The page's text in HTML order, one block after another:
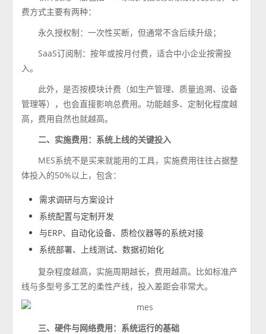
费方式主要有两种：
永久授权制：一次性买断，但通常不含后续升级；
SaaS订阅制：按年或按月付费，适合中小企业按需投
入。
此外，是否按模块计费（如生产管理、质量追溯、设备
管理等），也会直接影响总费用。功能越多、定制化程度越
高，费用自然也就越高。
二、实施费用：系统上线的关键投入
MES系统不是买来就能用的工具，实施费用往往占据整
体投入的50%以上，包含：
需求调研与方案设计
系统配置与定制开发
与ERP、自动化设备、质检仪器等的系统对接
系统部署、上线测试、数据初始化
复杂程度越高，实施周期越长，费用越高。比如标准产
线与多型号多工艺的柔性产线，投入差距会非常大。
三、硬件与网络费用：系统运行的基础